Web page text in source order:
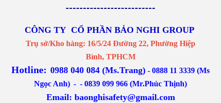
--------------------------
CÔNG TY CỔ PHẦN BẢO NGHI GROUP
Trụ sở/Kho hàng: 16/5/24 Đường 22, Phường Hiệp
Bình, TPHCM
Hotline: 0988 040 084 (Ms.Trang) - 0888 11 3339 (Ms
Ngọc Anh) - - 0839 099 966 (Mr.Phúc Thịnh)
Email: baonghisafety@gmail.com